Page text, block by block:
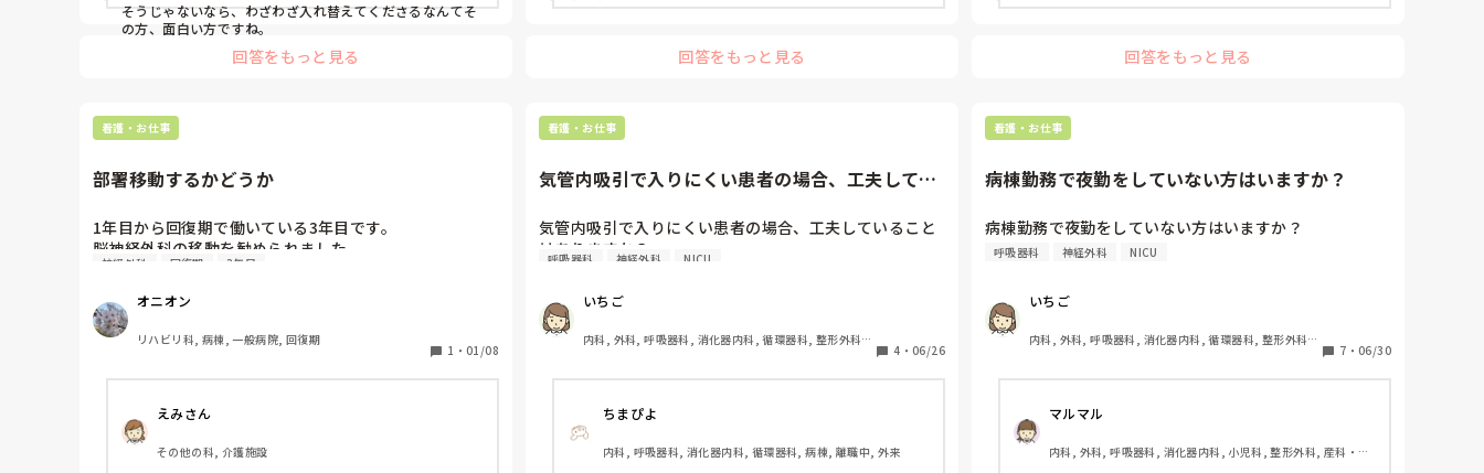
そうじゃないなら、わざわざ入れ替えてくださるなんてそ
の方、面白い方ですね。
回答をもっと見る 回答をもっと見る 回答をもっと見る
看護・お仕事
部署移動するかどうか
1年目から回復期で働いている3年目です。
脳神経外科の移動を勧められました。
ちの方が強いですが、不安もあり悩んでます。
緊急対応や急性期の看護が想像できないです。
皆さんならどうしますか？
また、仮に移動するとして知っておくといいことなどあ
おすすめの参考書はありますか？
(一応 病気が見える はじめての脳神経外科看護 これだけ
神経外科 回復期 3年目
オニオン
リハビリ科, 病棟, 一般病院, 回復期
1 ・ 01/08
えみさん
その他の科, 介護施設
看護・お仕事
気管内吸引で入りにくい患者の場合、工夫してい
気管内吸引で入りにくい患者の場合、工夫していること
はありますか？
呼吸器科 神経外科 NICU
いちご
内科, 外科, 呼吸器科, 消化器内科, 循環器科, 整形外科,
4 ・ 06/26
ちまぴよ
内科, 呼吸器科, 消化器内科, 循環器科, 病棟, 離職中, 外来
看護・お仕事
病棟勤務で夜勤をしていない方はいますか？
病棟勤務で夜勤をしていない方はいますか？
呼吸器科 神経外科 NICU
いちご
内科, 外科, 呼吸器科, 消化器内科, 循環器科, 整形外科,
7 ・ 06/30
マルマル
内科, 外科, 呼吸器科, 消化器内科, 小児科, 整形外科, 産科・婦